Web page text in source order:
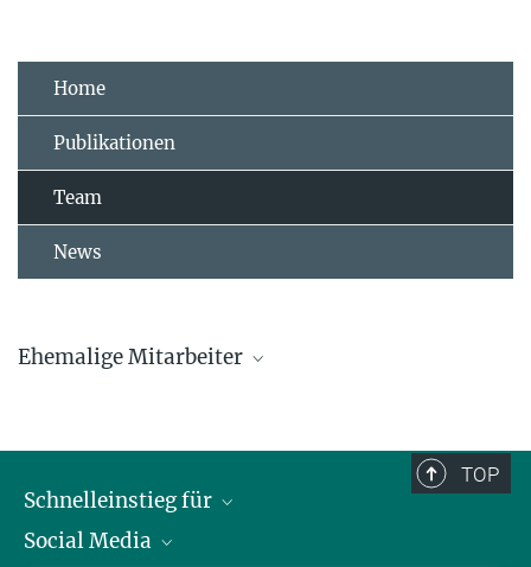
Home
Publikationen
Team
News
Ehemalige Mitarbeiter
Jelena.Belojevic@...
Luke Eberhard-Hertel
TOP
Schnelleinstieg für
Journalist*innen
Social Media